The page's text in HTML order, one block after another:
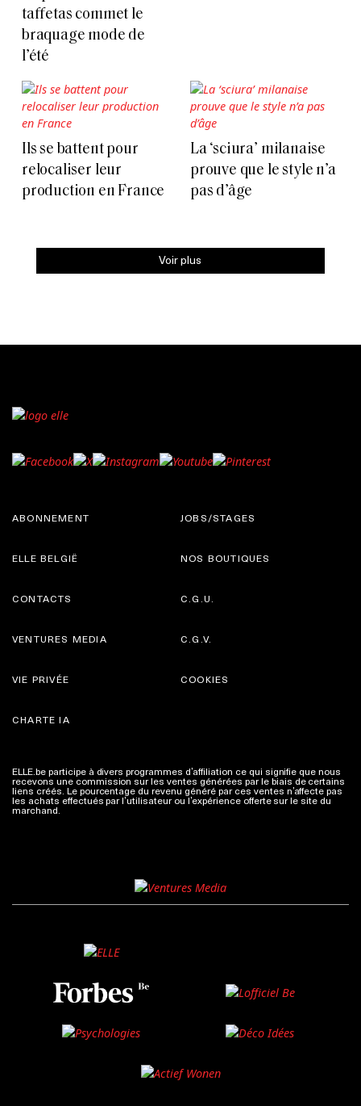
taffetas commet le
braquage mode de
l’été
Ils se battent pour
relocaliser leur
production en France
La ‘sciura’ milanaise
prouve que le style n’a
pas d’âge
Voir plus
ABONNEMENT
ELLE BELGIË
JOBS/STAGES
NOS BOUTIQUES
CONTACTS
VENTURES MEDIA
C.G.U.
C.G.V.
VIE PRIVÉE
CHARTE IA
COOKIES
ELLE.be participe à divers programmes d’affiliation ce qui signifie que nous
recevons une commission sur les ventes générées par le biais de certains
liens créés. Le pourcentage du revenu généré par ces ventes n’affecte pas
les achats effectués par l’utilisateur ou l’expérience offerte sur le site du
marchand. Plus d'infos